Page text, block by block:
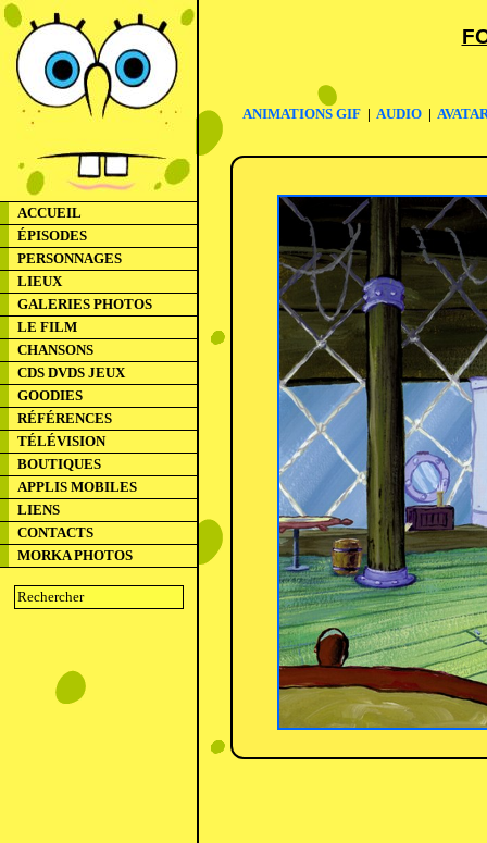
ACCUEIL
ÉPISODES
PERSONNAGES
LIEUX
GALERIES PHOTOS
LE FILM
CHANSONS
CDS DVDS JEUX
GOODIES
RÉFÉRENCES
TÉLÉVISION
BOUTIQUES
APPLIS MOBILES
LIENS
CONTACTS
MORKA PHOTOS
ANIMATIONS GIF| AUDIO|